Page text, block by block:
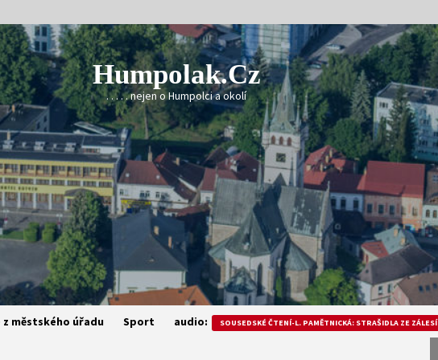
Humpolak.cz
. . . . . nejen o Humpolci a okolí
městského úřadu Sport audio: SOUSEDSKÉ ČTENÍ-L. PAMĚTNICKÁ: STRAŠIDLA ZE ZÁLESÍ